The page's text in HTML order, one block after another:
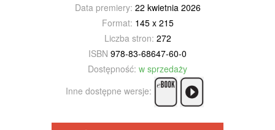
Data premiery: 22 kwietnia 2026
Format: 145 x 215
Liczba stron: 272
ISBN 978-83-68647-60-0
Dostępność: w sprzedaży
Inne dostępne wersje: